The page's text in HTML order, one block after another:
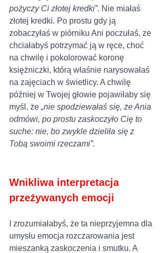
pożyczy Ci złotej kredki”. Nie miałaś
złotej kredki. Po prostu gdy ją
zobaczyłaś w piórniku Ani poczułaś, ze
chciałabyś potrzymać ją w ręce, choć
na chwilę i pokolorować koronę
księżniczki, którą właśnie narysowałaś
na zajęciach w świetlicy. A chwilę
później w Twojej głowie pojawiłaby się
myśl, że „nie spodziewałaś się, że Ania
odmówi, po prostu zaskoczyło Cię to
suche: nie, bo zwykle dzieliła się z
Tobą swoimi rzeczami”.
Wnikliwa interpretacja
przeżywanych emocji
I zrozumiałabyś, że ta nieprzyjemna dla
umysłu emocja rozczarowania jest
mieszanką zaskoczenia i smutku. A